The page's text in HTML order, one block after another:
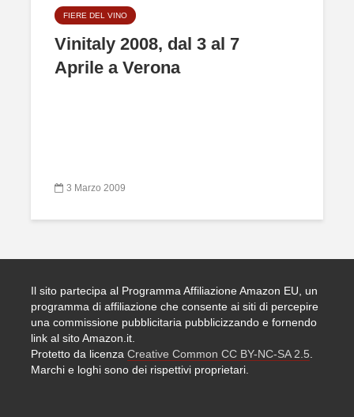
FIERE DEL VINO
Vinitaly 2008, dal 3 al 7
Aprile a Verona
3 Marzo 2009
Il sito partecipa al Programma Affiliazione Amazon EU, un
programma di affiliazione che consente ai siti di percepire
una commissione pubblicitaria pubblicizzando e fornendo
link al sito Amazon.it.
Protetto da licenza Creative Common CC BY-NC-SA 2.5
Marchi e loghi sono dei rispettivi proprietari.